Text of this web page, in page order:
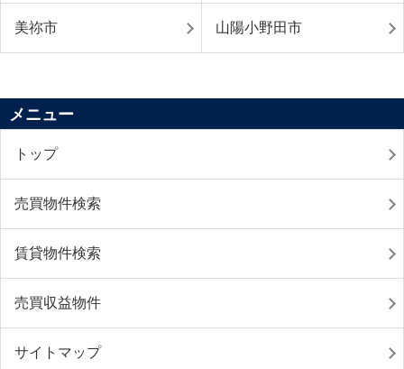
美祢市 山陽小野田市
メニュー
トップ
売買物件検索
賃貸物件検索
売買収益物件
サイトマップ